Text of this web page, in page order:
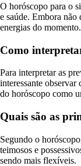
O horóscopo para o
e saúde. Embora
energias do momento.
Como
Para interpretar as
interessante
do horóscopo como
Quais são as
Segundo o
teimosos e
sendo mais flexíveis.